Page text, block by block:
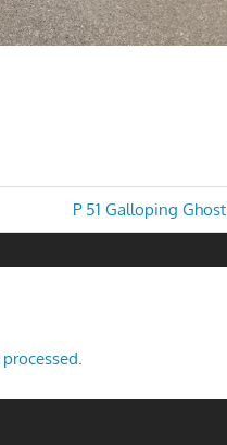
Nächster
Beitrag:
P 51 Galloping Ghost